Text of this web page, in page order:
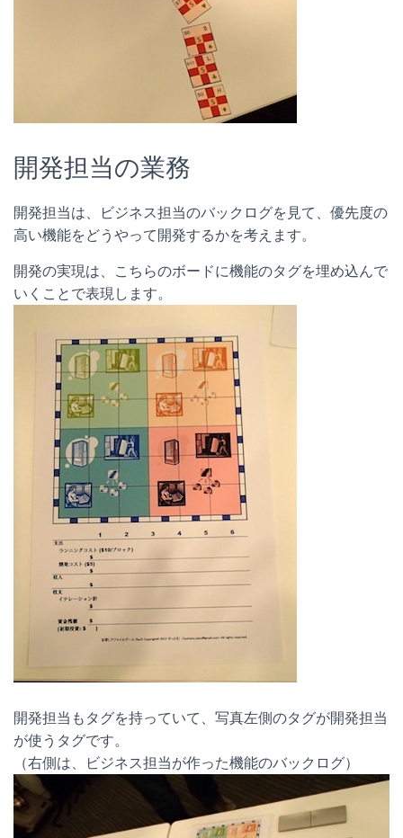
開発担当の業務
開発担当は、ビジネス担当のバックログを見て、優先度の
高い機能をどうやって開発するかを考えます。
開発の実現は、こちらのボードに機能のタグを埋め込んで
いくことで表現します。
開発担当もタグを持っていて、写真左側のタグが開発担当
が使うタグです。
（右側は、ビジネス担当が作った機能のバックログ）